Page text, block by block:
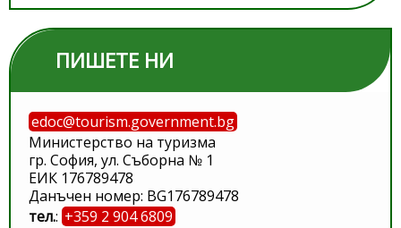
ПИШЕТЕ НИ
edoc@tourism.government.bg
Министерство на туризма
гр. София, ул. Съборна № 1
ЕИК 176789478
Данъчен номер: BG176789478
тел.: +359 2 904 6809